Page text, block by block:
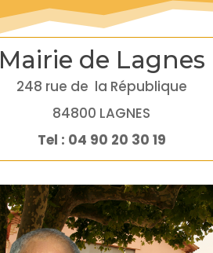
Mairie de Lagnes
248 rue de la République
84800 LAGNES
Tel : 04 90 20 30 19